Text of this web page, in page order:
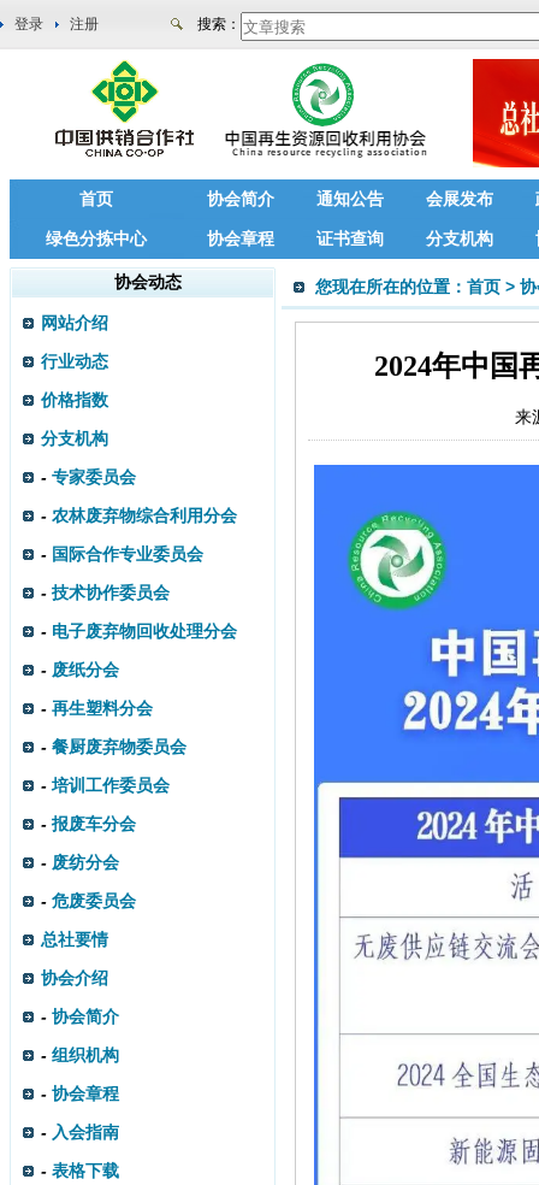
登录 注册 搜索：
首页 协会简介 通知公告 会展发布
绿色分拣中心 协会章程 证书查询 分支机构
协会动态
网站介绍
行业动态
价格指数
分支机构
- 专家委员会
- 农林废弃物综合利用分会
- 国际合作专业委员会
- 技术协作委员会
- 电子废弃物回收处理分会
- 废纸分会
- 再生塑料分会
- 餐厨废弃物委员会
-培训工作委员会
- 报废车分会
- 废纺分会
- 危废委员会
总社要情
协会介绍
- 协会简介
- 组织机构
- 协会章程
- 入会指南
- 表格下载
您现在所在的位置： 首页 >
2024年中国
来